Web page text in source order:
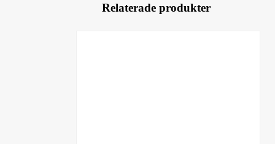
Relaterade produkter